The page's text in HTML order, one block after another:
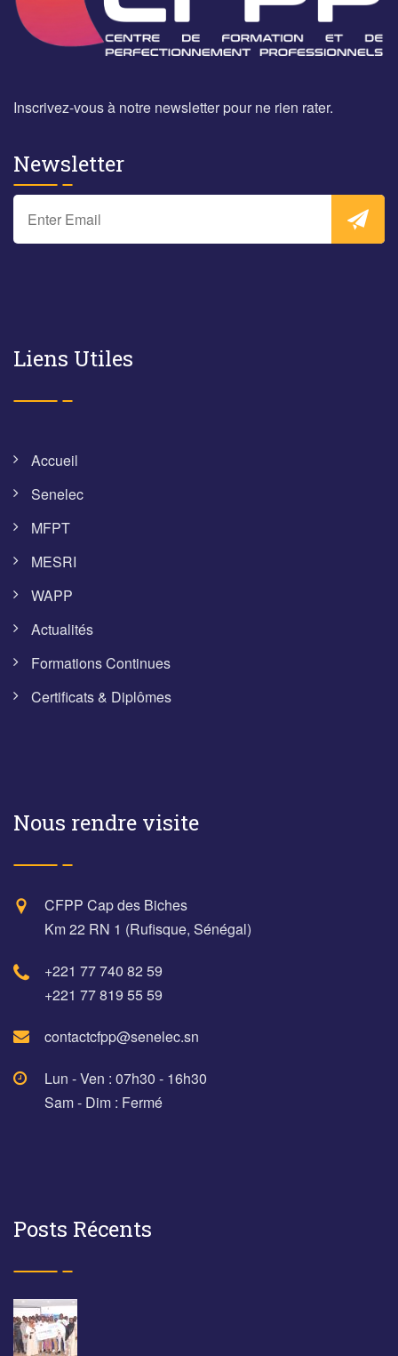
Inscrivez-vous à notre newsletter pour ne rien rater.
Newsletter
Liens Utiles
Accueil
Senelec
MFPT
MESRI
WAPP
Actualités
Formations Continues
Certificats & Diplômes
Nous rendre visite
CFPP Cap des Biches
Km 22 RN 1 (Rufisque, Sénégal)
+221 77 740 82 59
+221 77 819 55 59
contactcfpp@senelec.sn
Lun - Ven : 07h30 - 16h30
Sam - Dim : Fermé
Posts Récents